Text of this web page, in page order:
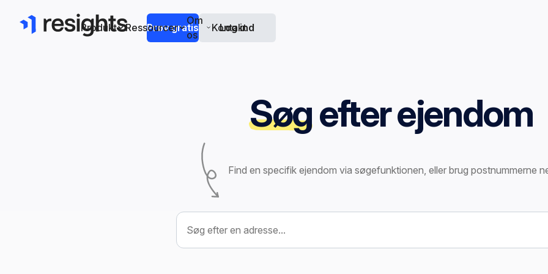
Produkt Ressourcer
Om
os
Kontakt
Prøv gratis Log ind
Søgefter ejendom
Find en specifik ejendom via søgefunktionen, eller brug postnummerne
Søg efter ejendom